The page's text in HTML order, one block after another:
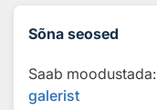
Sõna seosed
Saab moodustada:
galerist